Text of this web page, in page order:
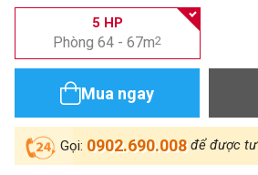
5 HP
Phòng 64 - 67m2
Mua ngay
Gọi: 0902.690.008 để được